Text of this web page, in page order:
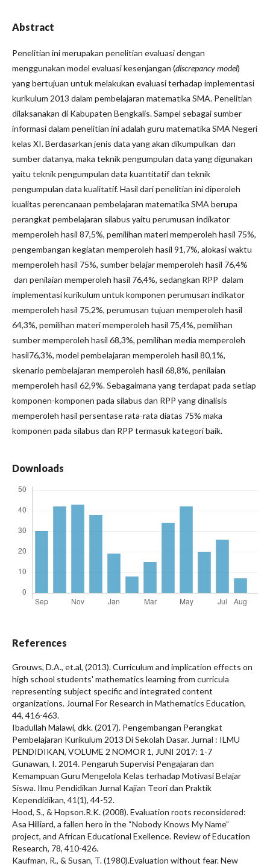
Abstract
Penelitian ini merupakan penelitian evaluasi dengan
menggunakan model evaluasi kesenjangan (discrepancy model)
yang bertujuan untuk melakukan evaluasi terhadap implementasi
kurikulum 2013 dalam pembelajaran matematika SMA. Penelitian
dilaksanakan di Kabupaten Bengkalis. Sampel sebagai sumber
informasi dalam penelitian ini adalah guru matematika SMA Negeri
kelas XI. Berdasarkan jenis data yang akan dikumpulkan dan
sumber datanya, maka teknik pengumpulan data yang digunakan
yaitu teknik pengumpulan data kuantitatif dan teknik
pengumpulan data kualitatif. Hasil dari penelitian ini diperoleh
kualitas perencanaan pembelajaran matematika SMA berupa
perangkat pembelajaran silabus yaitu perumusan indikator
memperoleh hasil 87,5%, pemilihan materi memperoleh hasil 75%,
pengembangan kegiatan memperoleh hasil 91,7%, alokasi waktu
memperoleh hasil 75%, sumber belajar memperoleh hasil 76,4%
dan penilaian memperoleh hasil 76,4%, sedangkan RPP dalam
implementasi kurikulum untuk komponen perumusan indikator
memperoleh hasil 75,2%, perumusan tujuan memperoleh hasil
64,3%, pemilihan materi memperoleh hasil 75,4%, pemilihan
sumber memperoleh hasil 68,3%, pemilihan media memperoleh
hasil76,3%, model pembelajaran memperoleh hasil 80,1%,
skenario pembelajaran memperoleh hasil 68,8%, penilaian
memperoleh hasil 62,9%. Sebagaimana yang terdapat pada setiap
komponen-komponen pada silabus dan RPP yang dinalisis
memperoleh hasil persentase rata-rata diatas 75% maka
komponen pada silabus dan RPP termasuk kategori baik.
Downloads
References
Grouws, D.A., et.al, (2013). Curriculum and implication effects on
high school students' mathematics learning from curricula
representing subject specific and integrated content
organizations. Journal For Research in Mathematics Education,
44, 416-463.
Ibadullah Malawi, dkk. (2017). Pengembangan Perangkat
Pembelajaran Kurikulum 2013 Di Sekolah Dasar. Jurnal : ILMU
PENDIDIKAN, VOLUME 2 NOMOR 1, JUNI 2017: 1-7
Gunawan, I. 2014. Pengaruh Supervisi Pengajaran dan
Kemampuan Guru Mengelola Kelas terhadap Motivasi Belajar
Siswa. Ilmu Pendidikan Jurnal Kajian Teori dan Praktik
Kependidikan, 41(1), 44-52.
Hood, S., & Hopson.R.K. (2008). Evaluation roots reconsidered:
Asa Hilliard, a fallen hero in the “Nobody Knows My Name”
project, and African Educational Exellence. Review of Education
Research, 78, 410-426.
Kaufman, R., & Susan, T. (1980).Evaluation without fear. New